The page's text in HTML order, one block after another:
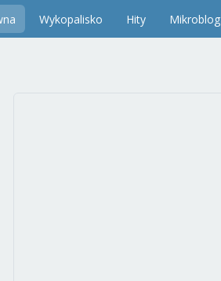
Wykopalisko Hity Mikroblog